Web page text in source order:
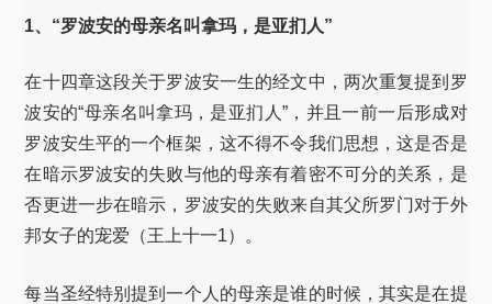
1、“罗波安的母亲名叫拿玛，是亚扪人”
在十四章这段关于罗波安一生的经文中，两次重复提到罗
波安的“母亲名叫拿玛，是亚扪人”，并且一前一后形成对
罗波安生平的一个框架，这不得不令我们思想，这是否是
在暗示罗波安的失败与他的母亲有着密不可分的关系，是
否更进一步在暗示，罗波安的失败来自其父所罗门对于外
邦女子的宠爱（王上十一1）。
每当圣经特别提到一个人的母亲是谁的时候，其实是在提